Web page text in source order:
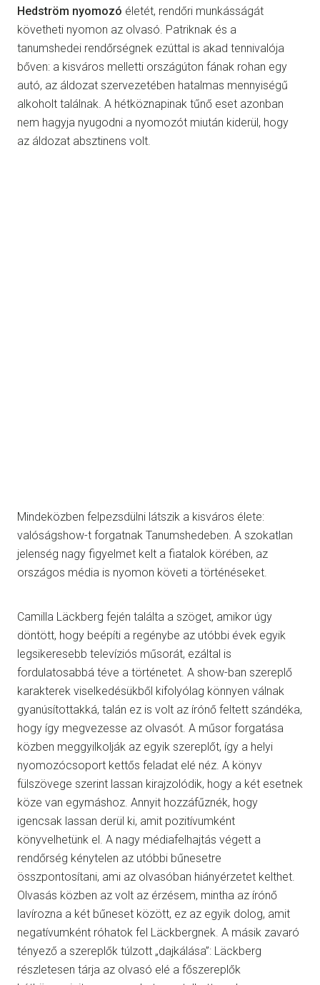
Hedström nyomozó életét, rendőri munkásságát
követheti nyomon az olvasó. Patriknak és a
tanumshedei rendőrségnek ezúttal is akad tennivalója
bőven: a kisváros melletti országúton fának rohan egy
autó, az áldozat szervezetében hatalmas mennyiségű
alkoholt találnak. A hétköznapinak tűnő eset azonban
nem hagyja nyugodni a nyomozót miután kiderül, hogy
az áldozat absztinens volt.
Mindeközben felpezsdülni látszik a kisváros élete:
valóságshow-t forgatnak Tanumshedeben. A szokatlan
jelenség nagy figyelmet kelt a fiatalok körében, az
országos média is nyomon követi a történéseket.
Camilla Läckberg fején találta a szöget, amikor úgy
döntött, hogy beépíti a regénybe az utóbbi évek egyik
legsikeresebb televíziós műsorát, ezáltal is
fordulatosabbá téve a történetet. A show-ban szereplő
karakterek viselkedésükből kifolyólag könnyen válnak
gyanúsítottakká, talán ez is volt az írónő feltett szándéka,
hogy így megvezesse az olvasót. A műsor forgatása
közben meggyilkolják az egyik szereplőt, így a helyi
nyomozócsoport kettős feladat elé néz. A könyv
fülszövege szerint lassan kirajzolódik, hogy a két esetnek
köze van egymáshoz. Annyit hozzáfűznék, hogy
igencsak lassan derül ki, amit pozitívumként
könyvelhetünk el. A nagy médiafelhajtás végett a
rendőrség kénytelen az utóbbi bűnesetre
összpontosítani, ami az olvasóban hiányérzetet kelthet.
Olvasás közben az volt az érzésem, mintha az írónő
lavírozna a két bűneset között, ez az egyik dolog, amit
negatívumként róhatok fel Läckbergnek. A másik zavaró
tényező a szereplők túlzott „dajkálása”: Läckberg
részletesen tárja az olvasó elé a főszereplők